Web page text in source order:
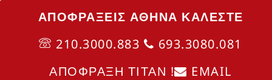
ΑΠΟΦΡΑΞΕΙΣ ΑΘΗΝΑ ΚΑΛΈΣΤΕ
210.3000.883
693.3080.081
ΑΠΟΦΡΑΞΗ ΤΙΤΑΝ !
EMAIL